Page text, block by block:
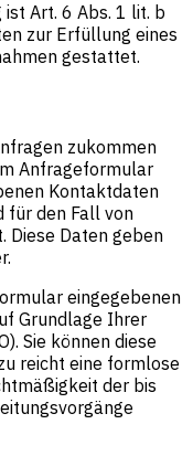
Art. 6 Abs. 1 lit. b
zur Erfüllung eines
gestattet.
zukommen
Anfrageformular
Kontaktdaten
für den Fall von
Diese Daten geben
eingegebenen
Grundlage Ihrer
Sie können diese
reicht eine formlose
der bis